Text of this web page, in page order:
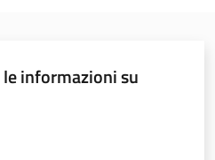
informazioni su